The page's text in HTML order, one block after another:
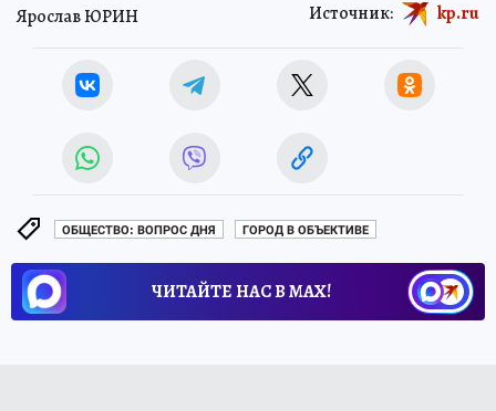
Ярослав ЮРИН Источник: kp.ru
ОБЩЕСТВО: ВОПРОС ДНЯ ГОРОД В ОБЪЕКТИВЕ
ЧИТАЙТЕ НАС В МАХ!